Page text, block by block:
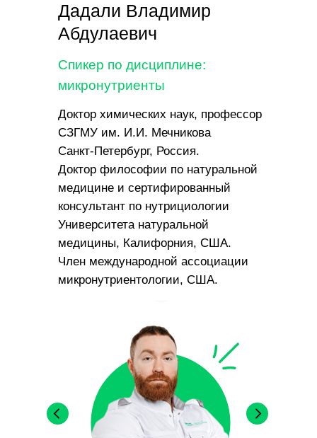
Дадали Владимир
Абдулаевич
Спикер по дисциплине:
микронутриенты
Доктор химических наук, профессор
СЗГМУ им. И.И. Мечникова
Санкт-Петербург, Россия.
Доктор философии по натуральной
медицине и сертифированный
консультант по нутрициологии
Университета натуральной
медицины, Калифорния, США.
Член международной ассоциации
микронутриентологии, США.